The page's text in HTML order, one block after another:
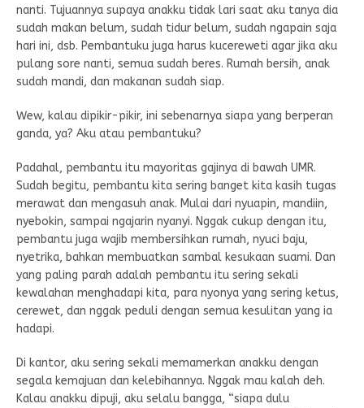
nanti. Tujuannya supaya anakku tidak lari saat aku tanya dia
sudah makan belum, sudah tidur belum, sudah ngapain saja
hari ini, dsb. Pembantuku juga harus kucereweti agar jika aku
pulang sore nanti, semua sudah beres. Rumah bersih, anak
sudah mandi, dan makanan sudah siap.
Wew, kalau dipikir-pikir, ini sebenarnya siapa yang berperan
ganda, ya? Aku atau pembantuku?
Padahal, pembantu itu mayoritas gajinya di bawah UMR.
Sudah begitu, pembantu kita sering banget kita kasih tugas
merawat dan mengasuh anak. Mulai dari nyuapin, mandiin,
nyebokin, sampai ngajarin nyanyi. Nggak cukup dengan itu,
pembantu juga wajib membersihkan rumah, nyuci baju,
nyetrika, bahkan membuatkan sambal kesukaan suami. Dan
yang paling parah adalah pembantu itu sering sekali
kewalahan menghadapi kita, para nyonya yang sering ketus,
cerewet, dan nggak peduli dengan semua kesulitan yang ia
hadapi.
Di kantor, aku sering sekali memamerkan anakku dengan
segala kemajuan dan kelebihannya. Nggak mau kalah deh.
Kalau anakku dipuji, aku selalu bangga, “siapa dulu